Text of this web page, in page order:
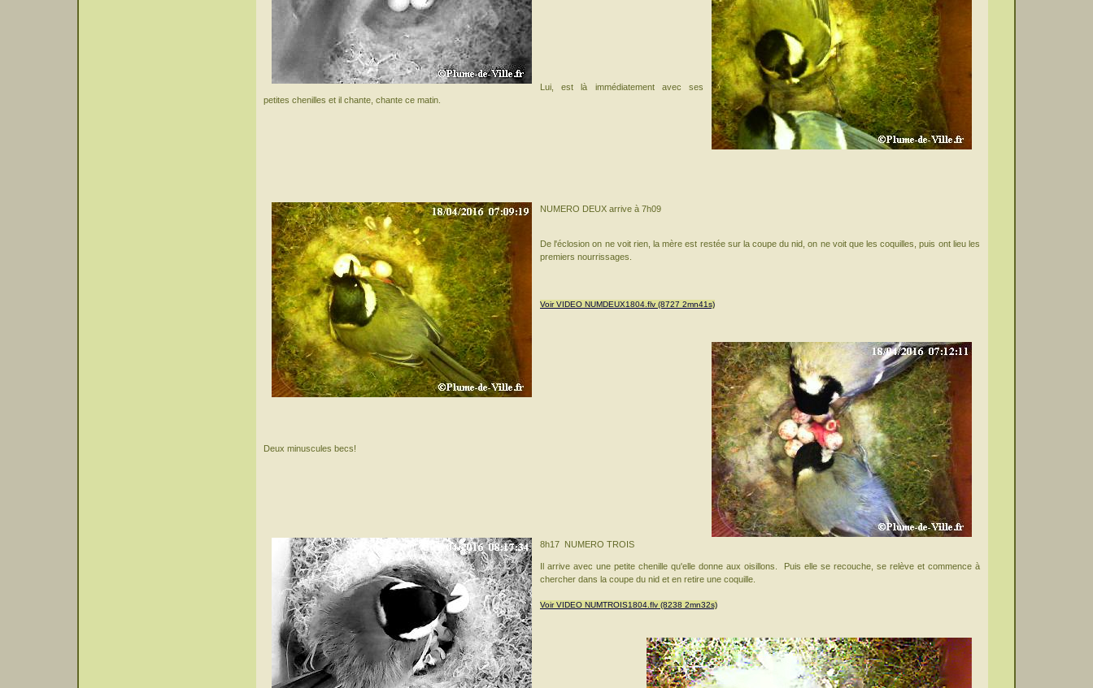
Lui, est là immédiatement avec ses
petites chenilles et il chante, chante ce matin.
NUMERO DEUX arrive à 7h09
De l'éclosion on ne voit rien, la mère est restée sur la coupe du nid, on ne voit que les coquilles, puis ont lieu les
premiers nourrissages.
Voir VIDEO NUMDEUX1804.flv (8727 2mn41s)
Deux minuscules becs!
8h17 NUMERO TROIS
Il arrive avec une petite chenille qu'elle donne aux oisillons. Puis elle se recouche, se relève et commence à
chercher dans la coupe du nid et en retire une coquille.
Voir VIDEO NUMTROIS1804.flv (8238 2mn32s)